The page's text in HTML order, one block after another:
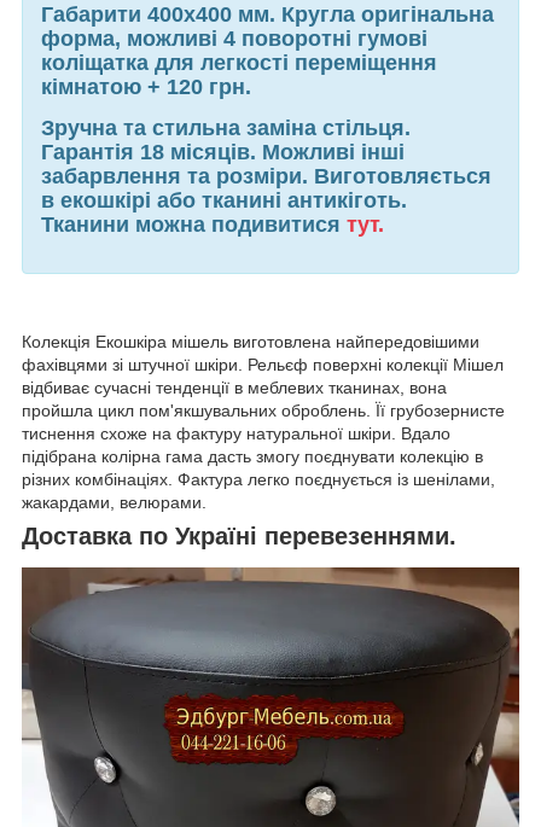
Габарити 400х400 мм. Кругла оригінальна
форма, можливі 4 поворотні гумові
коліщатка для легкості переміщення
кімнатою + 120 грн.
Зручна та стильна заміна стільця.
Гарантія 18 місяців. Можливі інші
забарвлення та розміри. Виготовляється
в екошкірі або тканині антикіготь.
Тканини можна подивитися тут.
Колекція Екошкіра мішель виготовлена найпередовішими
фахівцями зі штучної шкіри. Рельєф поверхні колекції Мішел
відбиває сучасні тенденції в меблевих тканинах, вона
пройшла цикл пом'якшувальних оброблень. Її грубозернисте
тиснення схоже на фактуру натуральної шкіри. Вдало
підібрана колірна гама дасть змогу поєднувати колекцію в
різних комбінаціях. Фактура легко поєднується із шенілами,
жакардами, велюрами.
Доставка по Україні перевезеннями.